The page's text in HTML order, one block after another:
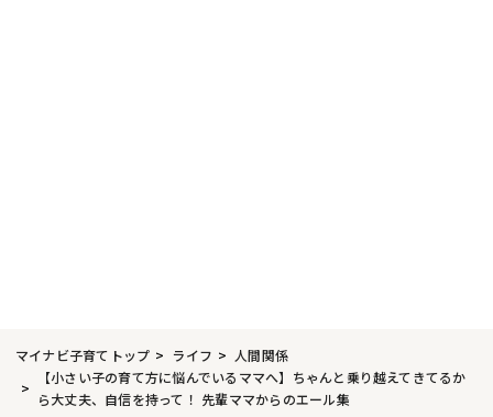
マイナビ子育てトップ ライフ
人間関係
【小さい子の育て方に悩んでいるママへ】ちゃんと乗り越えてきてるか
ら大丈夫、自信を持って！ 先輩ママからのエール集